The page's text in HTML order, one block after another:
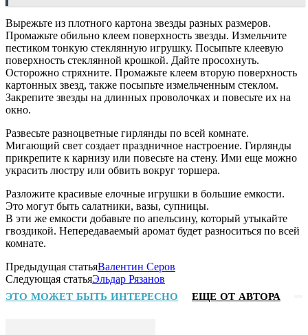
Вырежьте из плотного картона звезды разных размеров.
Промажьте обильно клеем поверхность звезды. Измельчите
пестиком тонкую стеклянную игрушку. Посыпьте клеевую
поверхность стеклянной крошкой. Дайте просохнуть.
Осторожно стряхните. Промажьте клеем вторую поверхность
картонных звезд, также посыпьте измельченным стеклом.
Закрепите звезды на длинных проволочках и повесьте их на
окно.
Развесьте разноцветные гирлянды по всей комнате.
Мигающий свет создает праздничное настроение. Гирлянды
прикрепите к карнизу или повесьте на стену. Ими еще можно
украсить люстру или обвить вокруг торшера.
Разложите красивые елочные игрушки в большие емкости.
Это могут быть салатники, вазы, супницы.
В эти же емкости добавьте по апельсину, который утыкайте
гвоздикой. Непередаваемый аромат будет разноситься по всей
комнате.
Предыдущая статьяВалентин Серов
Следующая статьяЭльдар Рязанов
ЭТО МОЖЕТ БЫТЬ ИНТЕРЕСНО ЕЩЕ ОТ АВТОРА